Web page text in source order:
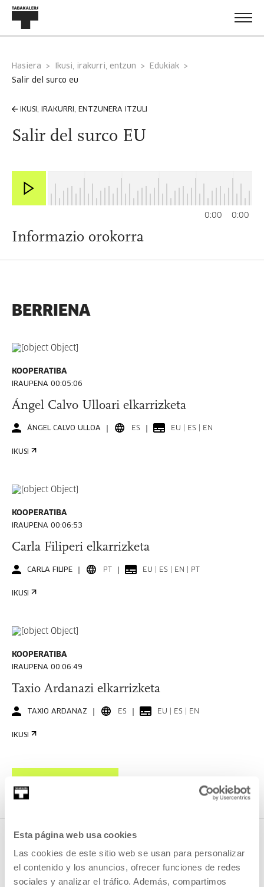
Esta página web usa cookies
Las cookies de este sitio web se usan para personalizar
el contenido y los anuncios, ofrecer funciones de redes
sociales y analizar el tráfico. Además, compartimos
Hasiera Ikusi, irakurri, entzun
Edukiak
salir del surco eu
IKUSI, IRAKURRI, ENTZUNERA ITZULI
Salir del surco EU
0:00 0:00
Informazio orokorra
BERRIENA
KOOPERATIBA
IRAUPENA 00:05:06
Ángel Calvo Ulloari elkarrizketa
ÁNGEL CALVO ULLOA ES EU | ES | EN
IKUSI
KOOPERATIBA
IRAUPENA 00:06:53
Carla Filiperi elkarrizketa
CARLA FILIPE PT EU | ES | EN | PT
IKUSI
KOOPERATIBA
IRAUPENA 00:06:49
Taxio Ardanazi elkarrizketa
TAXIO ARDANAZ ES EU | ES | EN
IKUSI
HURRENGO ZUZENEKOAK